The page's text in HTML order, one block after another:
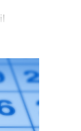
le
è